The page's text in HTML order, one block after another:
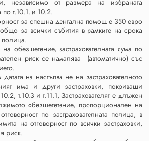
независимо от размера на избраната
по т.10.1. и 10.2.
за спешна дентална помощ е 350 евро
за всички събития в рамките на срока
полица.
обезщетение, застрахователната сума по
риск се намалява (автоматично) със
на настъпва не на застрахователното
има и други застраховки, покриващи
т.10.3 и т.11.1, Застрахователят е длъжен
обезщететение, пропорционален на
по застрахователната полица, в
на отговорност по всички застраховки,
риск.